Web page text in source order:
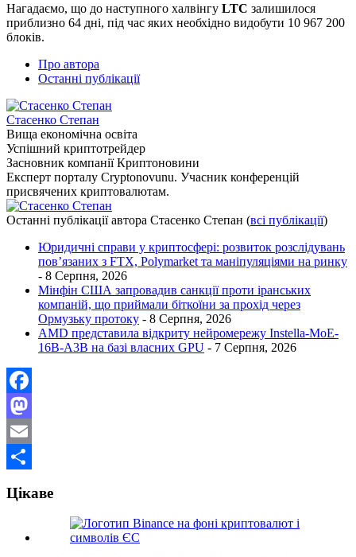
Нагадаємо, що до наступного халвінгу LTC залишилося
приблизно 64 дні, під час яких необхідно видобути 10 967 200
блоків.
Про автора
Останні публікації
Стасенко Степан
Вища економічна освіта
Успішний криптотрейдер
Засновник компанії Криптоновини
Експерт порталу Cryptonovunu. Учасник конференцій
присвячених криптовалютам.
Останні публікації автора Стасенко Степан (всі публікації)
Юридичні справи у криптосфері: розвиток розслідувань
пов’язаних з FTX, Polymarket та маніпуляціями на ринку
- 8 Серпня, 2026
Мінфін США запровадив санкції проти іранських
компаній, що приймали біткоїни за прохід через
Ормузьку протоку - 8 Серпня, 2026
AMD представила відкриту нейромережу Instella-MoE-
16B-A3B на базі власних GPU - 7 Серпня, 2026
Facebook
Mastodon
Email
Цікаве